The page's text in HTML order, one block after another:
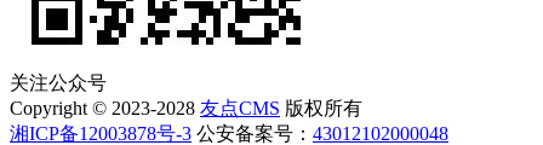
关注公众号
Copyright © 2023-2028 友点CMS 版权所有
湘ICP备12003878号-3 公安备案号： 43012102000048